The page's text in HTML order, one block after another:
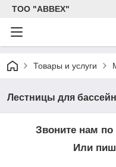
ТОО "ABBEX"
Товары и услуги
Лестницы для
Звоните нам
Или